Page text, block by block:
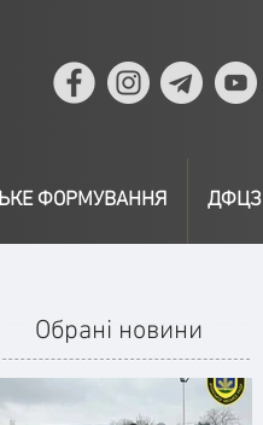
ФОРМУВАННЯ ДФЦЗ
Обрані новини